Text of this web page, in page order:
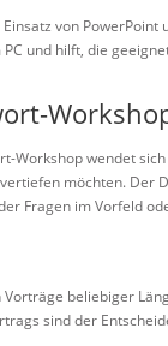
von
und hilft, die
Workshop wendet
möchten. Der
Fragen im Vorfeld
beliebiger
sind der